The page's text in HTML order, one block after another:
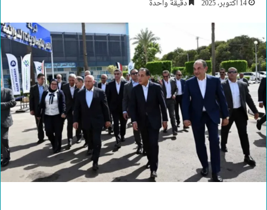
14 أكتوبر، 2025 دقيقة واحدة